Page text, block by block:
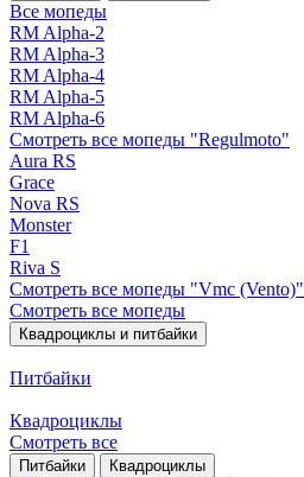
Все мопеды
RM Alpha-2
RM Alpha-3
RM Alpha-4
RM Alpha-5
RM Alpha-6
Смотреть все мопеды "Regulmoto"
Aura RS
Grace
Nova RS
Monster
F1
Riva S
Смотреть все мопеды "Vmc (Vento)"
Смотреть все мопеды
Квадроциклы и питбайки
Питбайки
Квадроциклы
Смотреть все
Питбайки Квадроциклы